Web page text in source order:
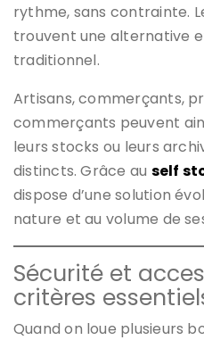
rythme, sans contrainte.
trouvent une alternative
traditionnel.
Artisans, commerçants,
commerçants peuvent
leurs stocks ou leurs
distincts. Grâce au self
dispose d’une solution
nature et au volume de
Sécurité et
critères
Quand on loue plusieurs